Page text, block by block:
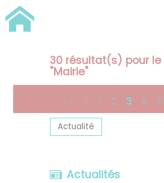
Lien
d'accès
rapide
Lien
d'accès
rapide
Lien
d'accès
rapide
Lien
d'accès
rapide
page
30résultat(s) pour le
"Mairie"
<< < 1 2 3 4 5
Actualité
Actualités
Panneau de gestion des cookies